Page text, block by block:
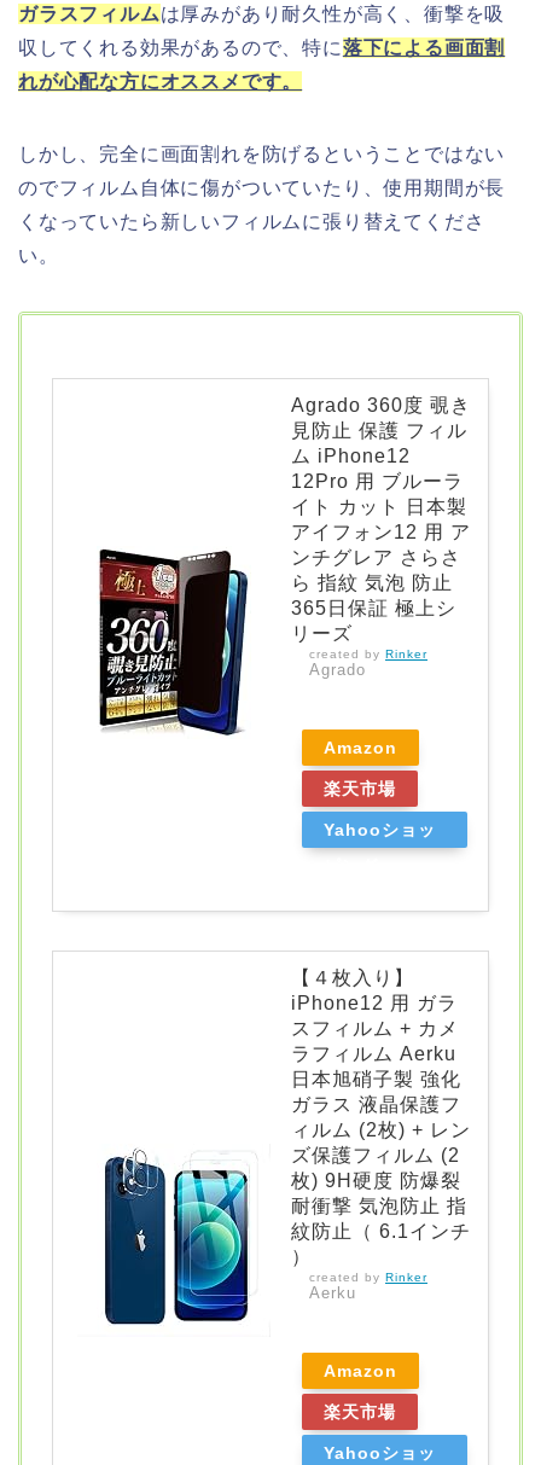
ガラスフィルムは厚みがあり耐久性が高く、衝撃を吸
収してくれる効果があるので、特に落下による画面割
れが心配な方にオススメです。
しかし、完全に画面割れを防げるということではない
のでフィルム自体に傷がついていたり、使用期間が長
くなっていたら新しいフィルムに張り替えてくださ
い。
Agrado 360度 覗き
見防止 保護 フィル
ム iPhone12
12Pro 用 ブルーラ
イト カット 日本製
アイフォン12 用 ア
ンチグレア さらさ
ら 指紋 気泡 防止
365日保証 極上シ
リーズ
created by Rinker
Agrado
Amazon
楽天市場
Yahooショッ
【４枚入り】
iPhone12 用 ガラ
スフィルム + カメ
ラフィルム Aerku
日本旭硝子製 強化
ガラス 液晶保護フ
ィルム (2枚) + レン
ズ保護フィルム (2
枚) 9H硬度 防爆裂
耐衝撃 気泡防止 指
紋防止（ 6.1インチ
）
created by Rinker
Aerku
Amazon
楽天市場
Yahooショッ